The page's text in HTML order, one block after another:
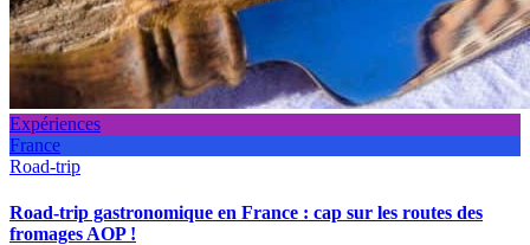
Expériences
France
Road-trip
Road-trip gastronomique en France : cap sur les routes des
fromages AOP !